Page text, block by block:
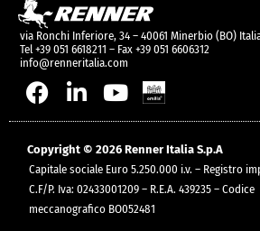
via Ronchi Inferiore, 34 – 40061 Minerbio (BO)
Tel +39 051 6618211 – Fax +39 051 6606312
info@renneritalia.com
Copyright © 2026 Renner Italia S.p.A
Capitale sociale Euro 5.250.000 i.v. – Registro
C.F/P. Iva: 02433001209 – R.E.A. 439235 – Codice
meccanografico BO052481